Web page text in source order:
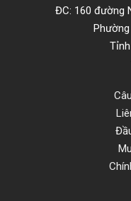
ĐC: 160 đường
Phường
Tỉnh